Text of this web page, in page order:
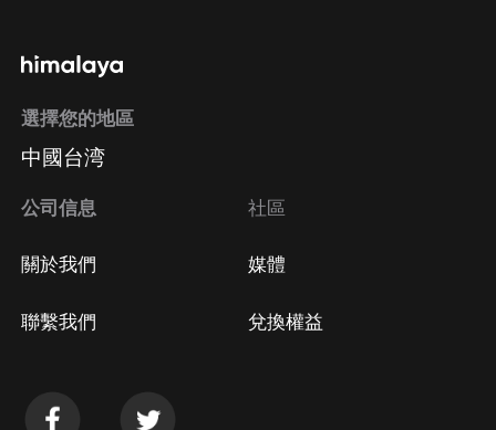
選擇您的地區
中國台湾
公司信息
關於我們
聯繫我們
社區
媒體
兌換權益